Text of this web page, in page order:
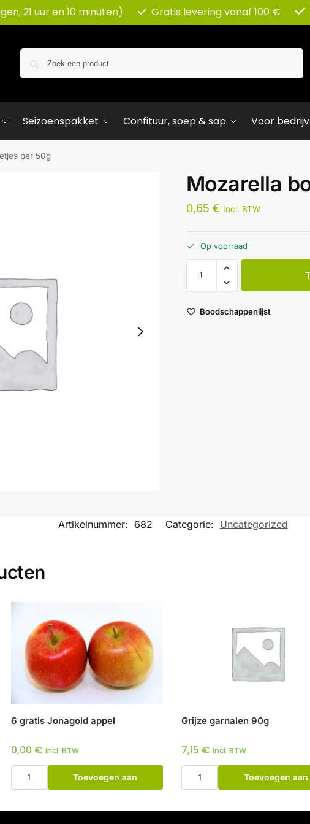
21 uur en 10 minuten) Gratis levering vanaf 100 €
Seizoenspakket Confituur, soep & sap Voor
per 50g
Mozarella
0,65 € Incl. BTW
Op voorraad
Boodschappenlijst
Artikelnummer: 682 Categorie: Uncategorized
6 gratis Jonagold appel
0,00 € Incl. BTW
Toevoegen aan
Grijze garnalen 90g
7,15 € Incl. BTW
Toevoegen aan